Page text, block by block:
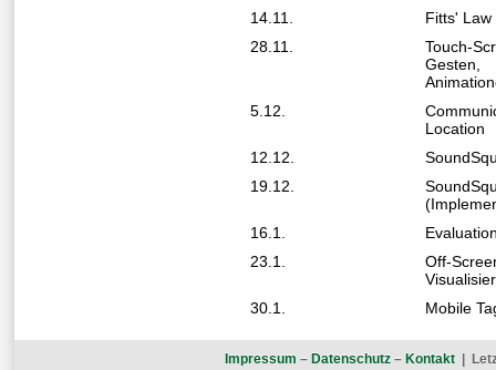
14.11.
Fitts' Law
28.11.
Touch-
Gesten,
5.12.
Location
12.12.
19.12.
16.1.
23.1.
Off-
30.1.
Mobile
Impressum – Datenschutz– Kontakt|